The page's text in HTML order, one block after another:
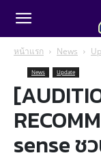
หน้าแรก News
News Update
sense ช